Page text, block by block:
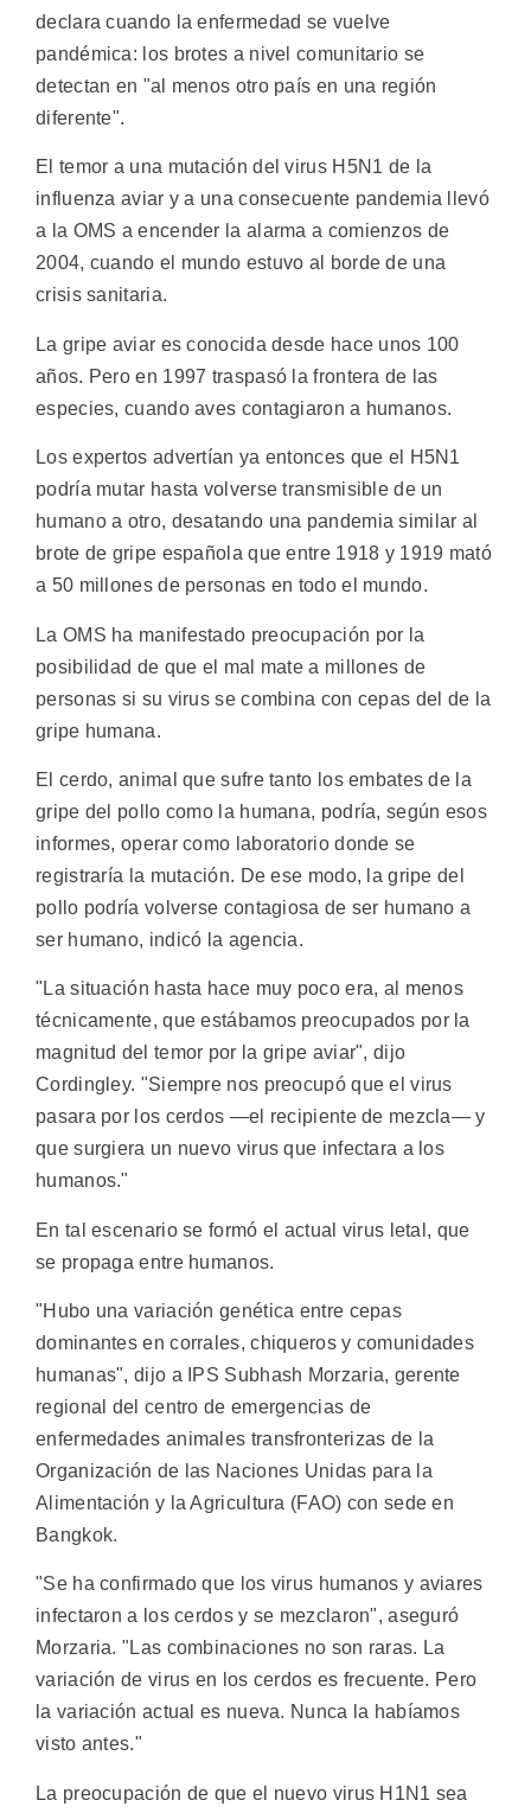
declara cuando la enfermedad se vuelve
pandémica: los brotes a nivel comunitario se
detectan en "al menos otro país en una región
diferente".
El temor a una mutación del virus H5N1 de la
influenza aviar y a una consecuente pandemia llevó
a la OMS a encender la alarma a comienzos de
2004, cuando el mundo estuvo al borde de una
crisis sanitaria.
La gripe aviar es conocida desde hace unos 100
años. Pero en 1997 traspasó la frontera de las
especies, cuando aves contagiaron a humanos.
Los expertos advertían ya entonces que el H5N1
podría mutar hasta volverse transmisible de un
humano a otro, desatando una pandemia similar al
brote de gripe española que entre 1918 y 1919 mató
a 50 millones de personas en todo el mundo.
La OMS ha manifestado preocupación por la
posibilidad de que el mal mate a millones de
personas si su virus se combina con cepas del de la
gripe humana.
El cerdo, animal que sufre tanto los embates de la
gripe del pollo como la humana, podría, según esos
informes, operar como laboratorio donde se
registraría la mutación. De ese modo, la gripe del
pollo podría volverse contagiosa de ser humano a
ser humano, indicó la agencia.
"La situación hasta hace muy poco era, al menos
técnicamente, que estábamos preocupados por la
magnitud del temor por la gripe aviar", dijo
Cordingley. "Siempre nos preocupó que el virus
pasara por los cerdos —el recipiente de mezcla— y
que surgiera un nuevo virus que infectara a los
humanos."
En tal escenario se formó el actual virus letal, que
se propaga entre humanos.
"Hubo una variación genética entre cepas
dominantes en corrales, chiqueros y comunidades
humanas", dijo a IPS Subhash Morzaria, gerente
regional del centro de emergencias de
enfermedades animales transfronterizas de la
Organización de las Naciones Unidas para la
Alimentación y la Agricultura (FAO) con sede en
Bangkok.
"Se ha confirmado que los virus humanos y aviares
infectaron a los cerdos y se mezclaron", aseguró
Morzaria. "Las combinaciones no son raras. La
variación de virus en los cerdos es frecuente. Pero
la variación actual es nueva. Nunca la habíamos
visto antes."
La preocupación de que el nuevo virus H1N1 sea